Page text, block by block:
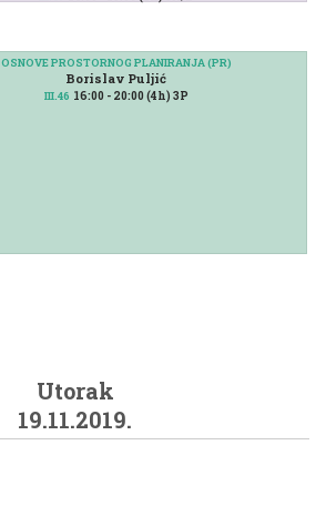
OSNOVE PROSTORNOG PLANIRANJA (PR)
Borislav Puljić
III.46 16:00 - 20:00 (4h) 3P
Utorak
19.11.2019.